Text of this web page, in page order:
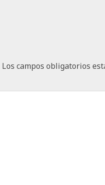
Los campos obligatorios